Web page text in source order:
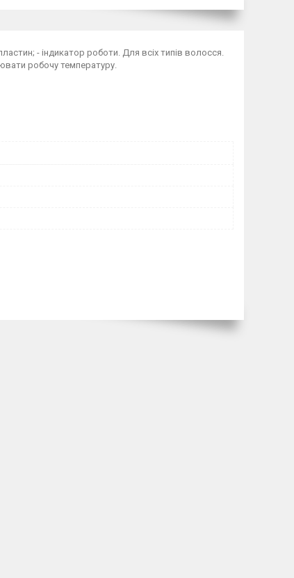
- індикатор роботи. Для всіх типів волосся.
робочу температуру.